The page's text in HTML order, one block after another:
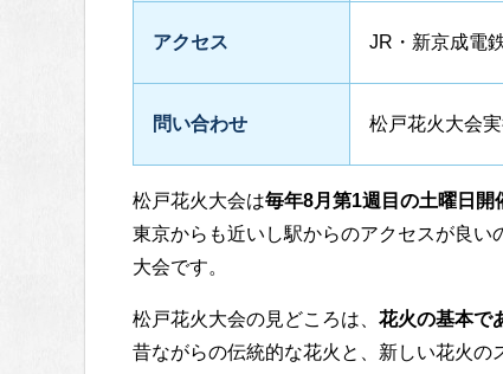
アクセス JR・新京成電
問い合わせ 松戸花火大会
松戸花火大会は毎年8月第1週目の土曜日開
東京からも近いし駅からのアクセスが良
大会です。
松戸花火大会の見どころは、 花火の基本で
昔ながらの伝統的な花火と、新しい花火